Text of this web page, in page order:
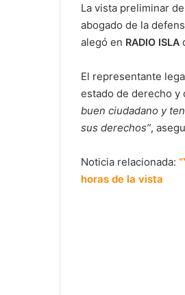
La vista preliminar
abogado de la
alegó en RADIO ISLA
El representante
estado de derecho y
buen ciudadano y
sus derechos”,
Noticia relacionada:
horas de la vista